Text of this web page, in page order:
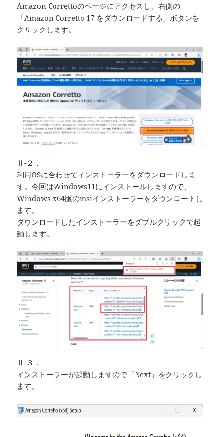
Amazon Correttoのページにアクセスし、右側の
「Amazon Corretto 17 をダウンロードする」ボタンを
クリックします。
Ⅱ-２．
利用OSに合わせてインストーラーをダウンロードしま
す。今回はWindows11にインストールしますので、
Windows x64版のmsiインストーラーをダウンロードし
ます。
ダウンロードしたインストーラーをダブルクリックで起
動します。
Ⅱ-３．
インストーラーが起動しますので「Next」をクリックし
ます。